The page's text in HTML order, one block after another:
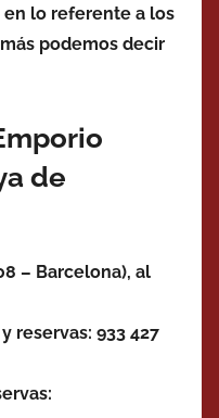
lo referente a los
podemos decir
de
– Barcelona), al
reservas: 933 427